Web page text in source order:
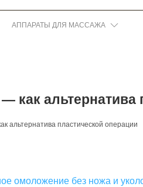
АППАРАТЫ ДЛЯ МАССАЖА
как альтернатива
альтернатива пластической операции
омоложение без ножа и